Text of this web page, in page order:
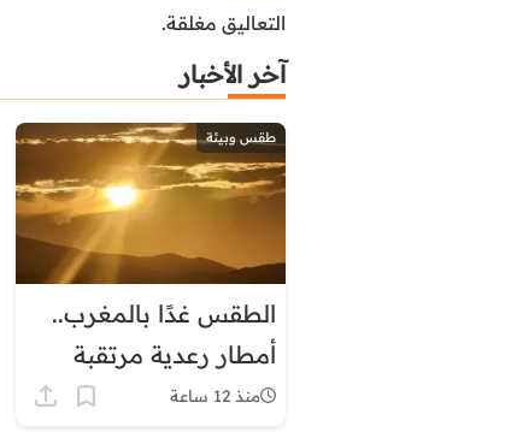
التعاليق مغلقة.
آخر الأخبار
طقس وبيئة
الطقس غدًا بالمغرب..
أمطار رعدية مرتقبة
وحرارة تصل إلى 45
منذ 12 ساعة